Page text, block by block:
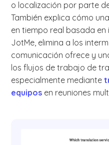
o localización por parte
También explica cómo
en tiempo real basada
JotMe, elimina a los
comunicación ofrece y
los flujos de trabajo de
especialmente mediante
equipos en reuniones